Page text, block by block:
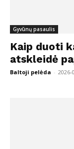
Gyvūnų pasaulis
Kaip duoti
atskleidė
Baltoji pelėda - 2026-